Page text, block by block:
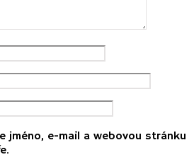
jméno, e-mail a webovou stránku